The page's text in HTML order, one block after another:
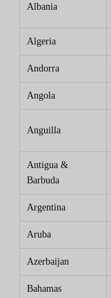
Albania
Algeria
Andorra
Angola
Anguilla
Antigua &
Barbuda
Argentina
Aruba
Azerbaijan
Bahamas